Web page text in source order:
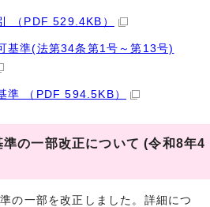
（PDF 529.4KB）
基準(法第34条第1号～第13号)
準 （PDF 594.5KB）
の一部改正について (令和8年4
の一部を改正しました。詳細につ